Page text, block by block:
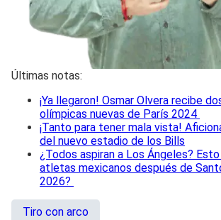
Últimas notas:
¡Ya llegaron! Osmar Olvera recibe
olímpicas nuevas de París 2024
¡Tanto para tener mala vista!
del nuevo estadio de los Bills
¿Todos aspiran a Los Ángeles?
atletas mexicanos después de
2026?
Tiro con arco